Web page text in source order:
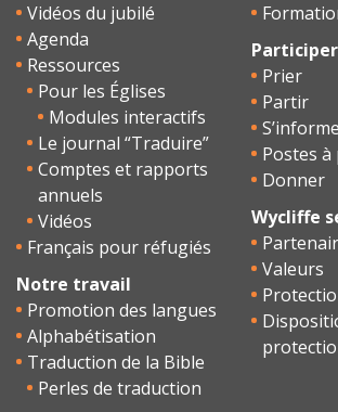
Vidéos du jubilé
Agenda
Ressources
Pour les Églises
Modules interactifs
Le journal “Traduire”
Comptes et rapports
annuels
Vidéos
Français pour réfugiés
Notre travail
Promotion des langues
Alphabétisation
Traduction de la Bible
Perles de traduction
Participer
Prier
Partir
Postes
Donner
Wycliffe
Valeurs